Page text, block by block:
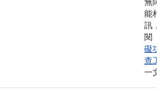
能相
訊，
閱「
礙功
查工
一文